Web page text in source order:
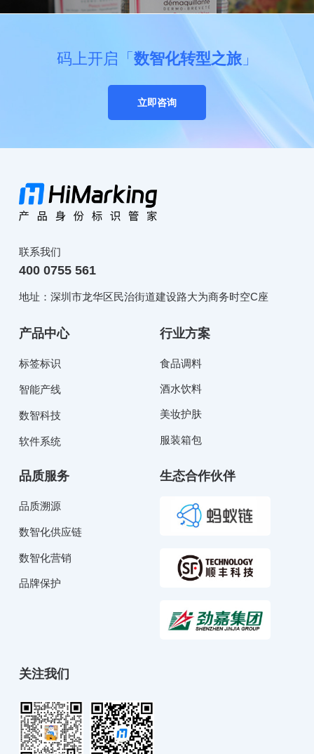
码上开启「 数智化转型之旅」
立即咨询
联系我们
400 0755 561
地址：深圳市龙华区民治街道建设路大为商务时空C座
产品中心
标签标识
智能产线
数智科技
软件系统
行业方案
食品调料
酒水饮料
美妆护肤
服装箱包
品质服务
品质溯源
数智化供应链
数智化营销
品牌保护
生态合作伙伴
关注我们